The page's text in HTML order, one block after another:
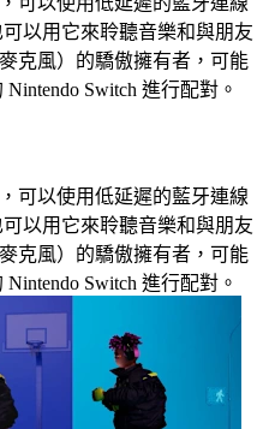
以用它來聆聽音樂和與朋友
克風）的驕傲擁有者，可能
Switch 進行配對。
可以使用低延遲的藍牙連線
以用它來聆聽音樂和與朋友
克風）的驕傲擁有者，可能
Switch 進行配對。